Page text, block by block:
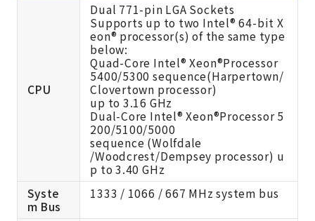
CPU
Dual 771-pin LGA Sockets
Supports up to two Intel® 64-bit X
eon® processor(s) of the same type
below:
Quad-Core Intel® Xeon®Processor
5400/5300 sequence(Harpertown/
Clovertown processor)
up to 3.16 GHz
Dual-Core Intel® Xeon®Processor 5
200/5100/5000
sequence (Wolfdale
/Woodcrest/Dempsey processor) u
p to 3.40 GHz
Syste
m Bus
1333 / 1066 / 667 MHz system bus